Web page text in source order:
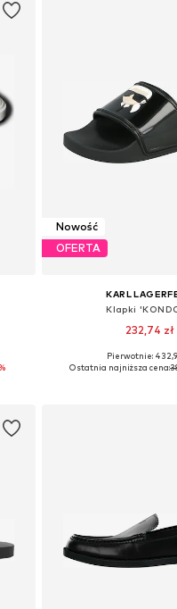
41
Nowość
OFERTA
KARL
Klapki
232,74 zł
Dostępne rozmiary: 36,
Pierwotnie:
Ostatnia najniższa cena: